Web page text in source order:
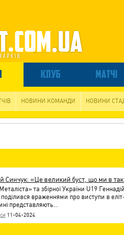
КЛУБ МАТЧІ
НОВИНИ КОМАНДИ НОВИНИ
Синчук: «Це великий буст, що ми в
та збірної України U19
враженнями про виступи в
представляють…
11-04-2024